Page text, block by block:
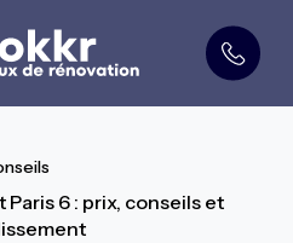
6 : prix, conseils et